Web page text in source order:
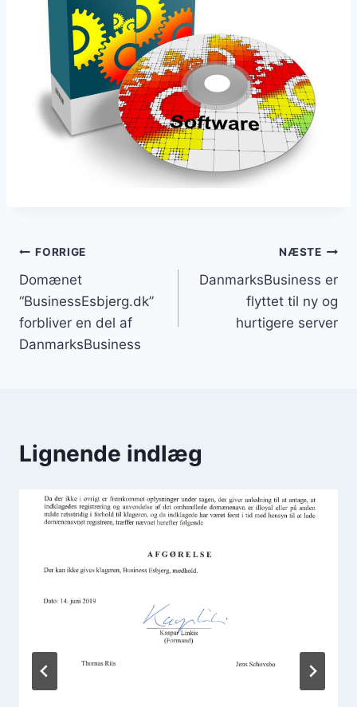
Indlægsnavigation
FORRIGE
Domænet
“BusinessEsbjerg.dk”
forbliver en del af
DanmarksBusiness
NÆSTE
DanmarksBusiness er
flyttet til ny og
hurtigere server
Lignende indlæg